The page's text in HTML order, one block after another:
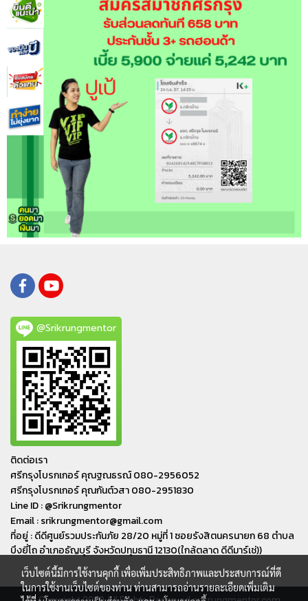
@Srikrungmentor
ติดต่อเรา
ศรีกรุงโบรกเกอร์ คุณฐณธรณ์ 080-2956052
ศรีกรุงโบรกเกอร์ คุณกันต์วสา 080-2951830
Line ID : @Srikrungmentor
Email : srikrungmentor@gmail.com
ที่อยู่ : ดีดีศูนย์รวมประกันภัย 28/20 หมู่ที่ 1 ซอยรังสิตนครนายก 68 ตำบล
บึงยี่โถ อำเภอ​ธัญบุรี​ จังหวัดปทุมธานี​ 12130(ใกล้ตลาด ดีดีมาร์เช่))
เว็บไซต์นี้มีการใช้งานคุกกี้ เพื่อเพิ่มประสิทธิภาพและประสบการณ์ที่ดี
ในการใช้งานเว็บไซต์ของท่าน ท่านสามารถอ่านรายละเอียดเพิ่มเติม